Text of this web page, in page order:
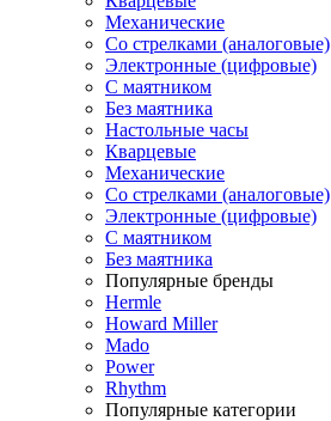
Механические
Со стрелками (аналоговые)
Электронные (цифровые)
С маятником
Без маятника
Настольные часы
Кварцевые
Механические
Со стрелками (аналоговые)
Электронные (цифровые)
С маятником
Без маятника
Популярные бренды
Hermle
Howard Miller
Mado
Power
Rhythm
Популярные категории